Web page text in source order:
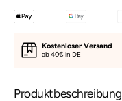
Kostenloser Versand
ab 40€ in DE
Produktbeschreibung